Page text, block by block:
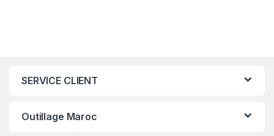
SERVICE CLIENT
Outillage Maroc